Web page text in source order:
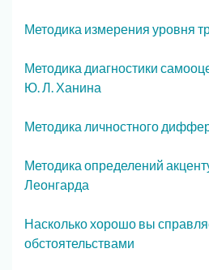
Методика измерения уровня
Методика диагностики
Ю. Л. Ханина
Методика личностного
Методика определений
Леонгарда
Насколько хорошо вы
обстоятельствами